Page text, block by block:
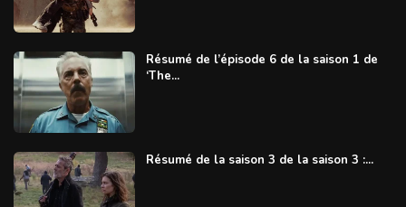
Résumé de l’épisode 6 de la saison 1 de
‘The...
Résumé de la saison 3 de la saison 3 :...